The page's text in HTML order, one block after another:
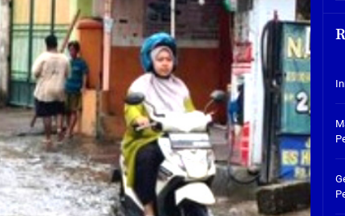
Fly over Gedangan Semakin Dekat
Seketi dan Urangagung
Kapabel, Komisi B Dua Kali Panggil Pansel Dan Minta Ada Pakta Integritas